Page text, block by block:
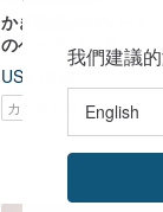
かぎ針編みのツートン
のヘッドバンド
US$ 15.00
カスタム可
我們建議